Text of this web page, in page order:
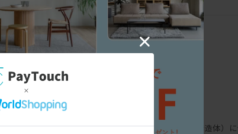
保証
保証期間
保証内容
ソファにつきましては製品保証部位（構造体）